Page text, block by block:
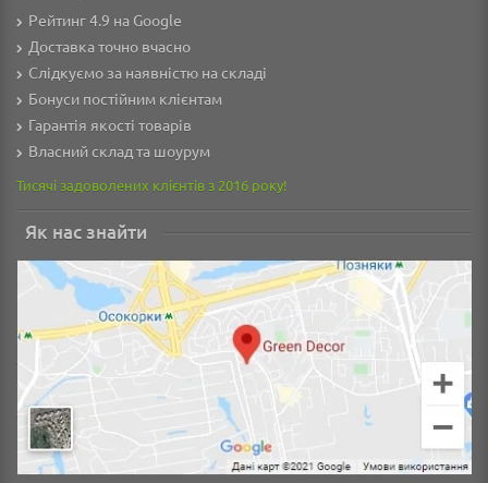
Рейтинг 4.9 на Google
Доставка точно вчасно
Слідкуємо за наявністю на складі
Бонуси постійним клієнтам
Гарантія якості товарів
Власний склад та шоурум
Тисячі задоволених клієнтів з 2016 року!
Як нас знайти